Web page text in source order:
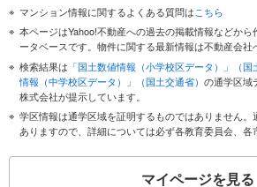
マンション情報に関するよくある質問はこちら
本ページはYahoo!不動産への過去の掲載情報などか
ータベースです。物件に関する最新情報は不動産会社
検索結果は 「国土数値情報（小学校区データ）」（国
情報（中学校区データ）」（国土交通省） の通学区域
株式会社が提示しています。
学区情報は通学区域を証明するものではありません
ありますので、詳細については必ず各教育委員会、各
マイページを見る